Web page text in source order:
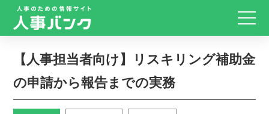
【人事担当者向け】リスキリング補助金
の申請から報告までの実務